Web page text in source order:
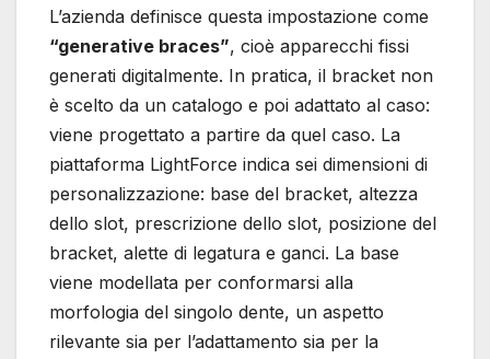
L’azienda definisce questa impostazione come
“generative braces”, cioè apparecchi fissi
generati digitalmente. In pratica, il bracket non
è scelto da un catalogo e poi adattato al caso:
viene progettato a partire da quel caso. La
piattaforma LightForce indica sei dimensioni di
personalizzazione: base del bracket, altezza
dello slot, prescrizione dello slot, posizione del
bracket, alette di legatura e ganci. La base
viene modellata per conformarsi alla
morfologia del singolo dente, un aspetto
rilevante sia per l’adattamento sia per la